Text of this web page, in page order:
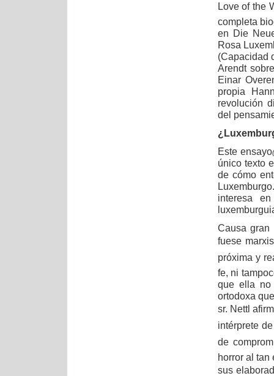
Love of the
completa
en Die
Rosa
(Capacidad
Arendt
Einar
propia
revolución
del
Este ensayo
único texto
de cómo
interesa
Causa
fuese
próxima y
fe, ni
que ella no
ortodoxa
sr. Nettl
intérprete
de
horror al
sus